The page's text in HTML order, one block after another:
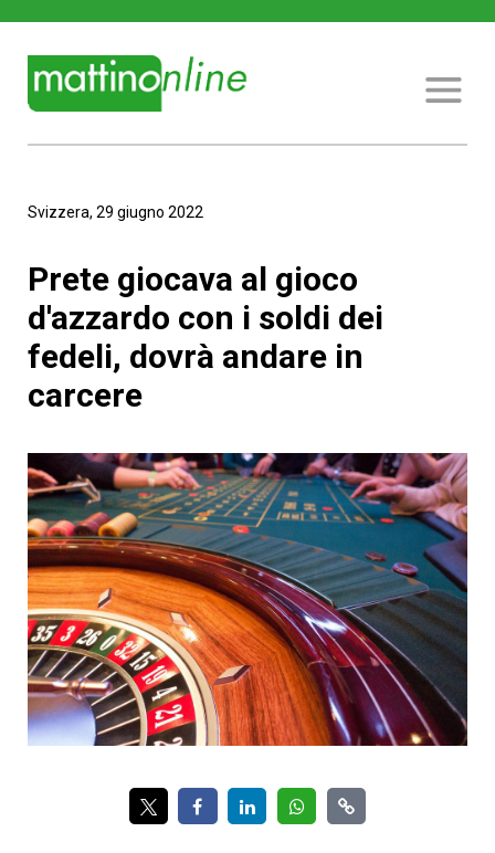
Svizzera, 29 giugno 2022
Prete giocava al gioco
d'azzardo con i soldi dei
fedeli, dovrà andare in
carcere